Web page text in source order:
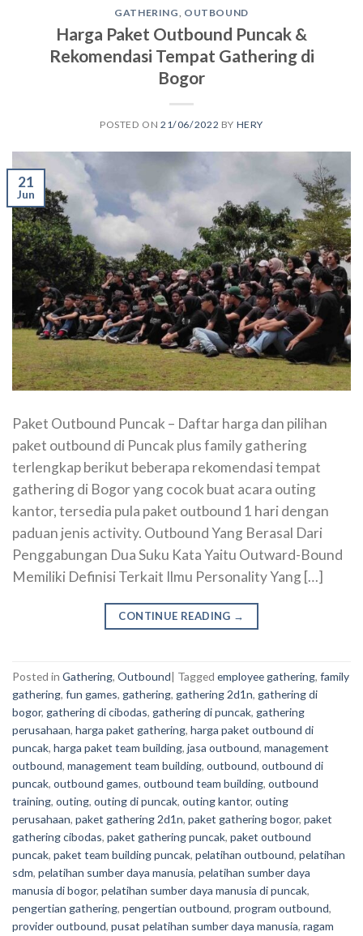
GATHERING, OUTBOUND
Harga Paket Outbound Puncak &
Rekomendasi Tempat Gathering di
Bogor
POSTED ON21/06/2022 BY HERY
21
Jun
Paket Outbound Puncak – Daftar harga dan pilihan
paket outbound di Puncak plus family gathering
terlengkap berikut beberapa rekomendasi tempat
gathering di Bogor yang cocok buat acara outing
kantor, tersedia pula paket outbound 1 hari dengan
paduan jenis activity. Outbound Yang Berasal Dari
Penggabungan Dua Suku Kata Yaitu Outward-Bound
Memiliki Definisi Terkait Ilmu Personality Yang […]
CONTINUE READING →
Posted in Gathering, Outbound| Tagged employee gathering, family
gathering, fun games, gathering, gathering 2d1n, gathering di
bogor, gathering di cibodas, gathering di puncak, gathering
perusahaan, harga paket gathering, harga paket outbound di
puncak, harga paket team building, jasa outbound, management
outbound, management team building, outbound, outbound di
puncak, outbound games, outbound team building, outbound
training, outing, outing di puncak, outing kantor, outing
perusahaan, paket gathering 2d1n, paket gathering bogor, paket
gathering cibodas, paket gathering puncak, paket outbound
puncak, paket team building puncak, pelatihan outbound, pelatihan
sdm, pelatihan sumber daya manusia, pelatihan sumber daya
manusia di bogor, pelatihan sumber daya manusia di puncak,
pengertian gathering, pengertian outbound, program outbound,
provider outbound, pusat pelatihan sumber daya manusia, ragam